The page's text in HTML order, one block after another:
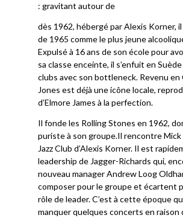
: gravitant autour de
dès 1962, hébergé par Alexis Korner,
de 1965 comme le plus jeune
Expulsé à 16 ans de son école pour
sa classe enceinte, il s’enfuit en
clubs avec son bottleneck. Revenu
Jones est déjà une icône locale,
d’Elmore James à la perfection.
Il fonde les Rolling Stones en 1962,
puriste à son groupe.Il rencontre
Jazz Club d’Alexis Korner. Il est
leadership de Jagger-Richards qui,
nouveau manager Andrew Loog
composer pour le groupe et écartent
rôle de leader. C’est à cette époque
manquer quelques concerts en raison